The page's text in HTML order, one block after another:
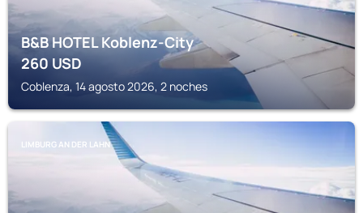
B&B HOTEL Koblenz-City
260USD
Coblenza, 14 agosto 2026, 2 noches
LIMBURG AN DER LAHN